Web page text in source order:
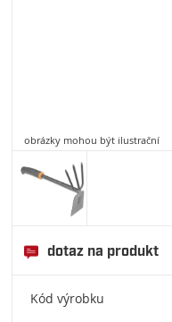
obrázky mohou být ilustrační
dotaz na produkt
Kód výrobku